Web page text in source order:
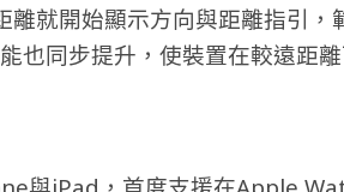
就開始顯示方向與距離指引，
也同步提升，使裝置在較遠距